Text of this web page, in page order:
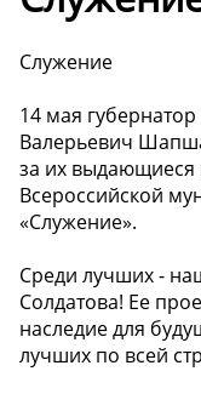
Служение
14 мая
Валерьевич
за их выдающиеся
Всероссийской
«Служение».
Среди лучших -
Солдатова! Ее
наследие для
лучших по всей